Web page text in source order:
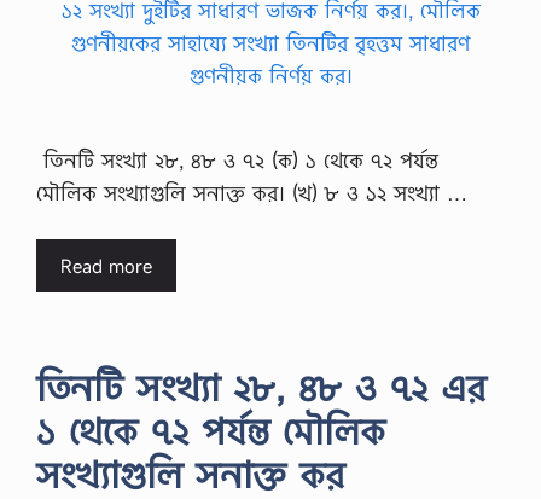
তিনটি সংখ্যা ২৮, ৪৮ ও ৭২ (ক) ১ থেকে ৭২ পর্যন্ত
মৌলিক সংখ্যাগুলি সনাক্ত কর। (খ) ৮ ও ১২ সংখ্যা …
Read more
তিনটি সংখ্যা ২৮, ৪৮ ও ৭২ এর
১ থেকে ৭২ পর্যন্ত মৌলিক
সংখ্যাগুলি সনাক্ত কর